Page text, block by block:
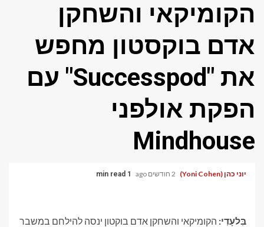
הקומיקאי והשחקן
אדם בוקסטון מחפש
את "Successpod" עם
הפקת אולפני
Mindhouse
יוני כהן (Yoni Cohen) 2 חודשים ago 1 min read
בִּלעָדִי: הקומיקאי והשחקן אדם בוקטון ינסה להילחם במשבר